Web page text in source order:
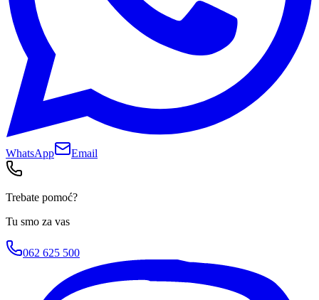
WhatsApp Email
Trebate pomoć?
Tu smo za vas
062 625 500